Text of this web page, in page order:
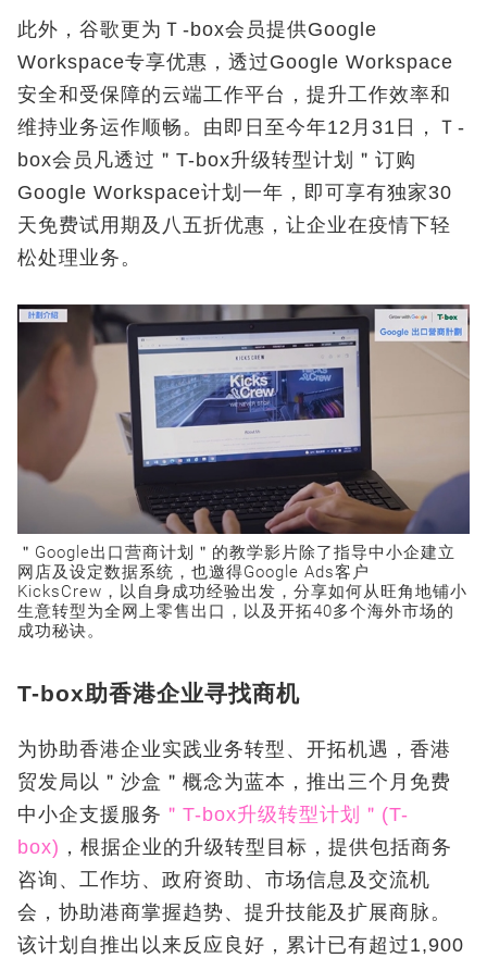
此外，谷歌更为Ｔ-box会员提供Google
Workspace专享优惠，透过Google Workspace
安全和受保障的云端工作平台，提升工作效率和
维持业务运作顺畅。由即日至今年12月31日，Ｔ-
box会员凡透过＂T-box升级转型计划＂订购
Google Workspace计划一年，即可享有独家30
天免费试用期及八五折优惠，让企业在疫情下轻
松处理业务。
＂Google出口营商计划＂的教学影片除了指导中小企建立
网店及设定数据系统，也邀得Google Ads客户
KicksCrew，以自身成功经验出发，分享如何从旺角地铺小
生意转型为全网上零售出口，以及开拓40多个海外市场的
成功秘诀。
T-box助香港企业寻找商机
为协助香港企业实践业务转型、开拓机遇，香港
贸发局以＂沙盒＂概念为蓝本，推出三个月免费
中小企支援服务 ＂T-box升级转型计划＂(T-
box) ，根据企业的升级转型目标，提供包括商务
咨询、工作坊、政府资助、市场信息及交流机
会，协助港商掌握趋势、提升技能及扩展商脉。
该计划自推出以来反应良好，累计已有超过1,900